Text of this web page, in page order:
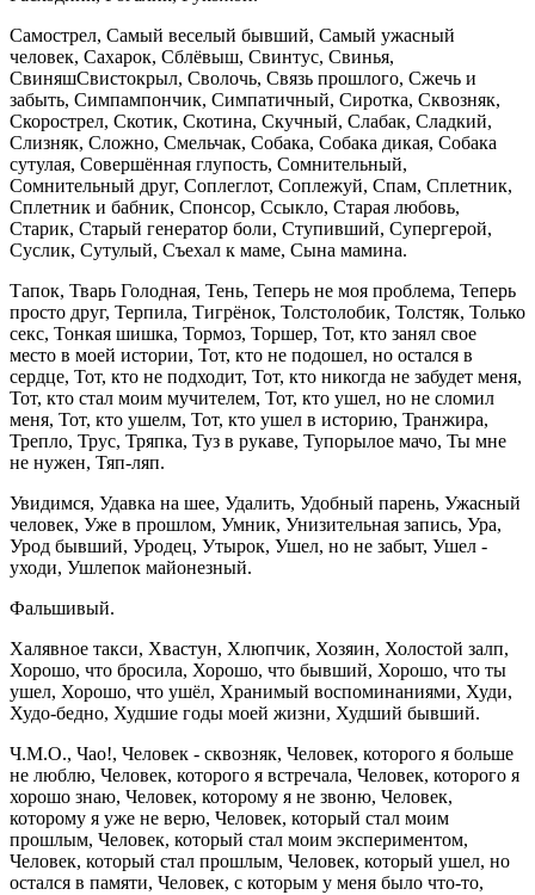
Самострел, Самый веселый бывший, Самый ужасный
человек, Сахарок, Сблёвыш, Свинтус, Свинья,
СвиняшСвистокрыл, Сволочь, Связь прошлого, Сжечь и
забыть, Симпампончик, Симпатичный, Сиротка, Сквозняк,
Скорострел, Скотик, Скотина, Скучный, Слабак, Сладкий,
Слизняк, Сложно, Смельчак, Собака, Собака дикая, Собака
сутулая, Совершённая глупость, Сомнительный,
Сомнительный друг, Соплеглот, Соплежуй, Спам, Сплетник,
Сплетник и бабник, Спонсор, Ссыкло, Старая любовь,
Старик, Старый генератор боли, Ступивший, Супергерой,
Суслик, Сутулый, Съехал к маме, Сына мамина.
Тапок, Тварь Голодная, Тень, Теперь не моя проблема, Теперь
просто друг, Терпила, Тигрёнок, Толстолобик, Толстяк, Только
секс, Тонкая шишка, Тормоз, Торшер, Тот, кто занял свое
место в моей истории, Тот, кто не подошел, но остался в
сердце, Тот, кто не подходит, Тот, кто никогда не забудет меня,
Тот, кто стал моим мучителем, Тот, кто ушел, но не сломил
меня, Тот, кто ушелм, Тот, кто ушел в историю, Транжира,
Трепло, Трус, Тряпка, Туз в рукаве, Тупорылое мачо, Ты мне
не нужен, Тяп-ляп.
Увидимся, Удавка на шее, Удалить, Удобный парень, Ужасный
человек, Уже в прошлом, Умник, Унизительная запись, Ура,
Урод бывший, Уродец, Утырок, Ушел, но не забыт, Ушел -
уходи, Ушлепок майонезный.
Фальшивый.
Халявное такси, Хвастун, Хлюпчик, Хозяин, Холостой залп,
Хорошо, что бросила, Хорошо, что бывший, Хорошо, что ты
ушел, Хорошо, что ушёл, Хранимый воспоминаниями, Худи,
Худо-бедно, Худшие годы моей жизни, Худший бывший.
Ч.М.О., Чао!, Человек - сквозняк, Человек, которого я больше
не люблю, Человек, которого я встречала, Человек, которого я
хорошо знаю, Человек, которому я не звоню, Человек,
которому я уже не верю, Человек, который стал моим
прошлым, Человек, который стал моим экспериментом,
Человек, который стал прошлым, Человек, который ушел, но
остался в памяти, Человек, с которым у меня было что-то,